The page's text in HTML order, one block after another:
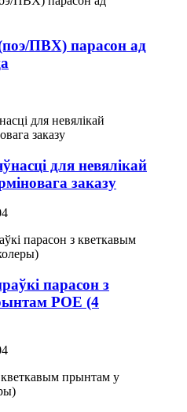
ПВХ) парасон ад
для невялікай
заказу
парасон з
POE (4